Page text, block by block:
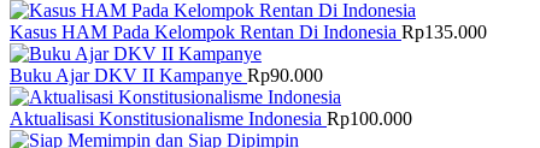
Kasus HAM Pada Kelompok Rentan Di Indonesia Rp135.000
Buku Ajar DKV II Kampanye Rp90.000
Aktualisasi Konstitusionalisme Indonesia Rp100.000